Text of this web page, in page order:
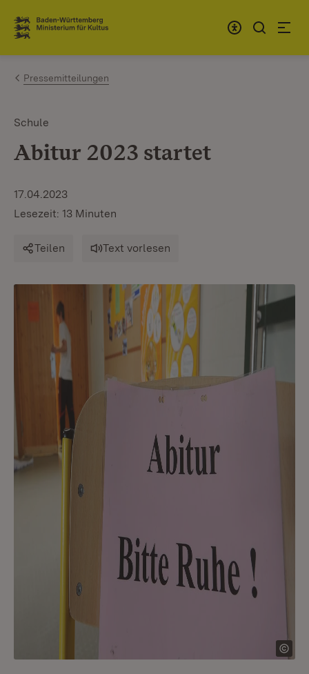
Zum Inhalt springen
Link zur Startseite
Pressemitteilungen
Schule
Abitur 2023 startet
17.04.2023
Lesezeit: 13 Minuten
Teilen Text vorlesen